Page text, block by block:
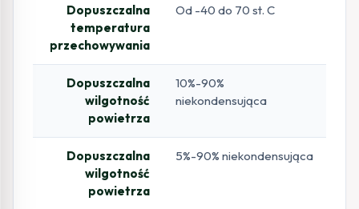
Dopuszczalna
temperatura
przechowywania
Od -40 do 70 st. C
Dopuszczalna
wilgotność
powietrza
10%-90%
niekondensująca
Dopuszczalna
wilgotność
powietrza
5%-90% niekondensująca